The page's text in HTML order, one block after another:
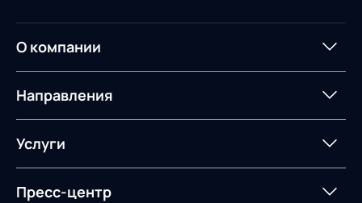
О компании
О компании
ИТ-аккредитация
Импортозамещение
Направления
Управление цепями
поставок
Управление складами
Услуги
Логистический
Пресс-центр